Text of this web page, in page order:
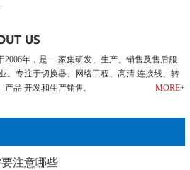
年，是一 家集研发、生产、销售及售后服
。专注于切换器、网络工程、高清 连接线、转
品 开发和生产销售。
MORE+
注意哪些